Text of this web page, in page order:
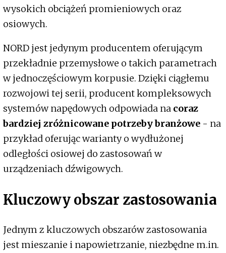
wysokich obciążeń promieniowych oraz
osiowych.
NORD jest jedynym producentem oferującym
przekładnie przemysłowe o takich parametrach
w jednoczęściowym korpusie. Dzięki ciągłemu
rozwojowi tej serii, producent kompleksowych
systemów napędowych odpowiada na coraz
bardziej zróżnicowane potrzeby branżowe - na
przykład oferując warianty o wydłużonej
odległości osiowej do zastosowań w
urządzeniach dźwigowych.
Kluczowy obszar zastosowania
Jednym z kluczowych obszarów zastosowania
jest mieszanie i napowietrzanie, niezbędne m.in.